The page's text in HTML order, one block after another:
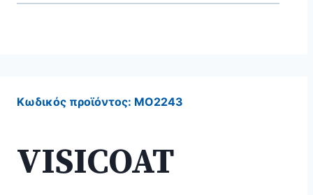
Κωδικός προϊόντος: MO2243
VISICOAT